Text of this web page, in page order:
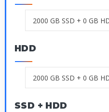
HDD
SSD + HDD